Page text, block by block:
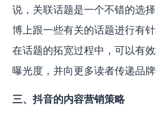
说，关联话题是一个不错的选
博上跟一些有关的话题进行有针
在话题的拓宽过程中，可以有
曝光度，并向更多读者传递品牌
三、抖音的内容营销策略